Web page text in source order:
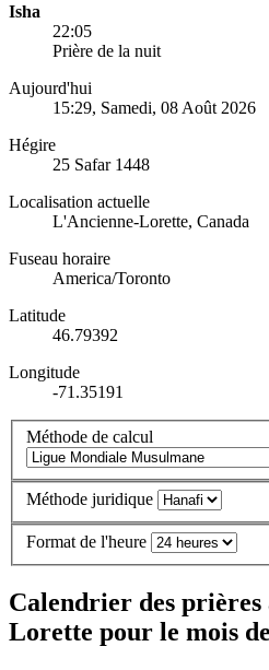
Isha
22:05
Prière de la nuit
Aujourd'hui
15:29, Samedi, 08 Août 2026
Hégire
25 Safar 1448
Localisation actuelle
L'Ancienne-Lorette, Canada
Fuseau horaire
America/Toronto
Latitude
46.79392
Longitude
-71.35191
Méthode de calcul
Méthode juridique
Format de l'heure
Calendrier des
Lorette pour le mois